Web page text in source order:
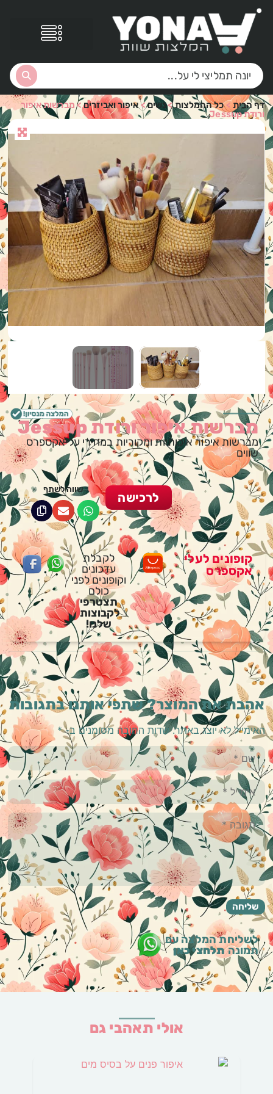
דף הבית>כל ההמלצות>נשים>איפור ואביזרים>מברשות איפור
ורודת Jessup
מברשות איפור ורודת Jessup
מברשות איפור איכותיות ומקוריות במחירי עליאקספרס
שווים
שווה לשתף
לרכישה
לקבלת
עדכונים
וקופונים לפני
כולם
תצטרפי
לקבוצות
שלנו!
קופונים לעלי
אקספרס
אהבת את המוצר? שתפי אותנו בתגובות
האימייל לא יוצג באתר. שדות החובה מסומנים ב-*
לשליחת המלצה עם
תמונהתלחצי כאן
אולי תאהבי גם